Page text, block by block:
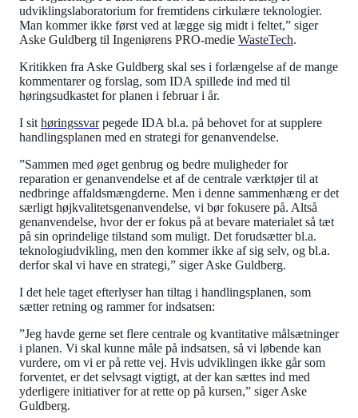
udviklingslaboratorium for fremtidens cirkulære teknologier.
Man kommer ikke først ved at lægge sig midt i feltet,” siger
Aske Guldberg til Ingeniørens PRO-medie WasteTech.
Kritikken fra Aske Guldberg skal ses i forlængelse af de mange
kommentarer og forslag, som IDA spillede ind med til
høringsudkastet for planen i februar i år.
I sit høringssvarpegede IDA bl.a. på behovet for at supplere
handlingsplanen med en strategi for genanvendelse.
”Sammen med øget genbrug og bedre muligheder for
reparation er genanvendelse et af de centrale værktøjer til at
nedbringe affaldsmængderne. Men i denne sammenhæng er det
særligt højkvalitetsgenanvendelse, vi bør fokusere på. Altså
genanvendelse, hvor der er fokus på at bevare materialet så tæt
på sin oprindelige tilstand som muligt. Det forudsætter bl.a.
teknologiudvikling, men den kommer ikke af sig selv, og bl.a.
derfor skal vi have en strategi,” siger Aske Guldberg.
I det hele taget efterlyser han tiltag i handlingsplanen, som
sætter retning og rammer for indsatsen:
”Jeg havde gerne set flere centrale og kvantitative målsætninger
i planen. Vi skal kunne måle på indsatsen, så vi løbende kan
vurdere, om vi er på rette vej. Hvis udviklingen ikke går som
forventet, er det selvsagt vigtigt, at der kan sættes ind med
yderligere initiativer for at rette op på kursen,” siger Aske
Guldberg.